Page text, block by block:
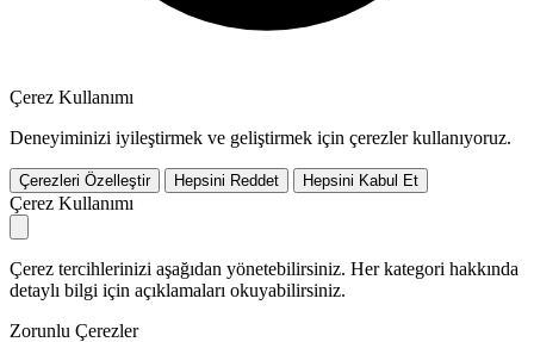
Çerez Kullanımı
Deneyiminizi iyileştirmek ve geliştirmek için çerezler kullanıyoruz.
Çerezleri Özelleştir Hepsini Reddet Hepsini Kabul Et
Çerez Kullanımı
Çerez tercihlerinizi aşağıdan yönetebilirsiniz. Her kategori hakkında
detaylı bilgi için açıklamaları okuyabilirsiniz.
Zorunlu Çerezler